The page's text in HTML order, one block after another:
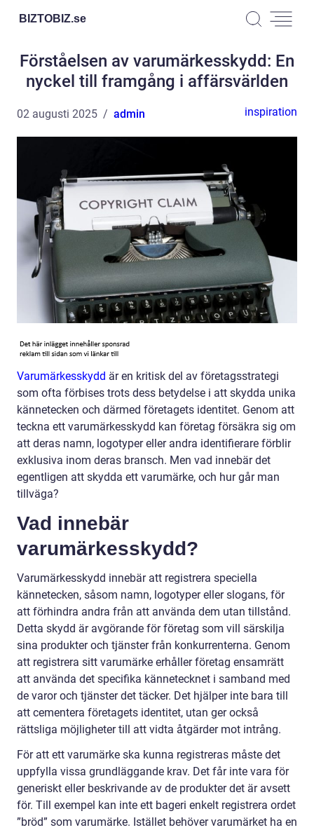
BIZTOBIZ.se
Förståelsen av varumärkesskydd: En
nyckel till framgång i affärsvärlden
02 augusti 2025 admin inspiration
Varumärkesskydd är en kritisk del av företagsstrategi
som ofta förbises trots dess betydelse i att skydda unika
kännetecken och därmed företagets identitet. Genom att
teckna ett varumärkesskydd kan företag försäkra sig om
att deras namn, logotyper eller andra identifierare förblir
exklusiva inom deras bransch. Men vad innebär det
egentligen att skydda ett varumärke, och hur går man
tillväga?
Vad innebär
varumärkesskydd?
Varumärkesskydd innebär att registrera speciella
kännetecken, såsom namn, logotyper eller slogans, för
att förhindra andra från att använda dem utan tillstånd.
Detta skydd är avgörande för företag som vill särskilja
sina produkter och tjänster från konkurrenterna. Genom
att registrera sitt varumärke erhåller företag ensamrätt
att använda det specifika kännetecknet i samband med
de varor och tjänster det täcker. Det hjälper inte bara till
att cementera företagets identitet, utan ger också
rättsliga möjligheter till att vidta åtgärder mot intrång.
För att ett varumärke ska kunna registreras måste det
uppfylla vissa grundläggande krav. Det får inte vara för
generiskt eller beskrivande av de produkter det är avsett
för. Till exempel kan inte ett bageri enkelt registrera ordet
”bröd” som varumärke. Istället behöver varumärket ha en